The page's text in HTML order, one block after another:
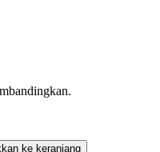
ke keranjang